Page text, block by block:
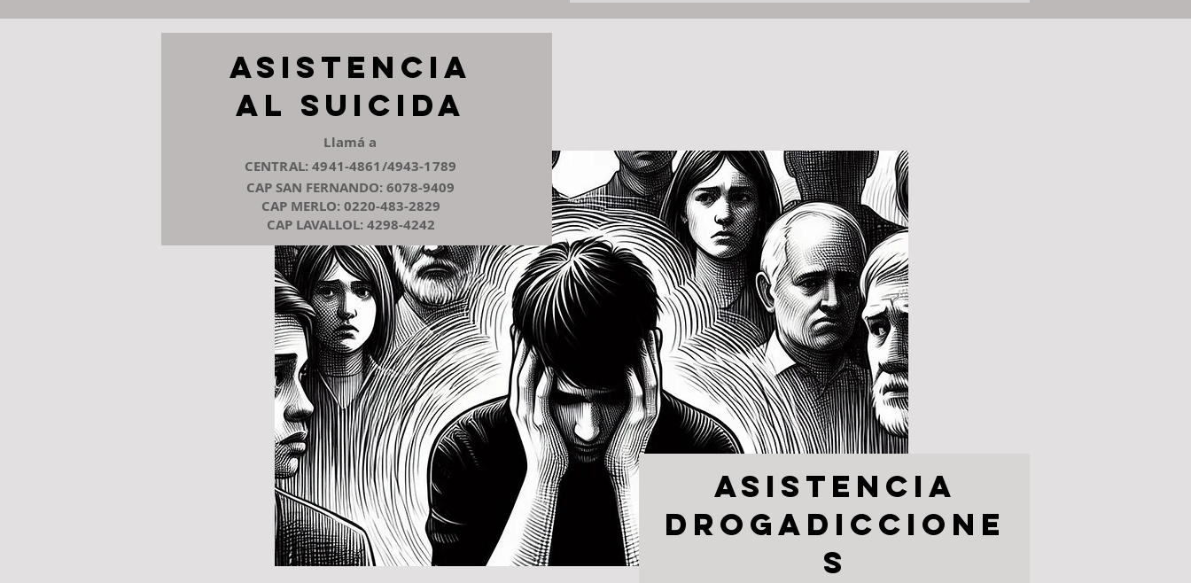
Asistencia
al Suicida
Llamá a
CENTRAL: 4941-4861/4943-1789
CAP SAN FERNANDO: 6078-9409
CAP MERLO: 0220-483-2829
CAP LAVALLOL: 4298-4242​
Asistencia
Drogadiccione
s